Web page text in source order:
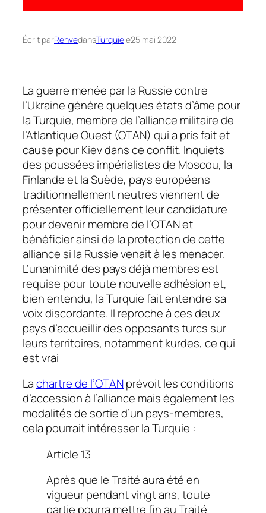
Écrit parRehvedansTurquiele25 mai 2022
La guerre menée par la Russie contre
l’Ukraine génère quelques états d’âme pour
la Turquie, membre de l’alliance militaire de
l’Atlantique Ouest (OTAN) qui a pris fait et
cause pour Kiev dans ce conflit. Inquiets
des poussées impérialistes de Moscou, la
Finlande et la Suède, pays européens
traditionnellement neutres viennent de
présenter officiellement leur candidature
pour devenir membre de l’OTAN et
bénéficier ainsi de la protection de cette
alliance si la Russie venait à les menacer.
L’unanimité des pays déjà membres est
requise pour toute nouvelle adhésion et,
bien entendu, la Turquie fait entendre sa
voix discordante. Il reproche à ces deux
pays d’accueillir des opposants turcs sur
leurs territoires, notamment kurdes, ce qui
est vrai
Lachartre de l’OTANprévoit les conditions
d’accession à l’alliance mais également les
modalités de sortie d’un pays-membres,
cela pourrait intéresser la Turquie :
Article 13
Après que le Traité aura été en
vigueur pendant vingt ans, toute
partie pourra mettre fin au Traité